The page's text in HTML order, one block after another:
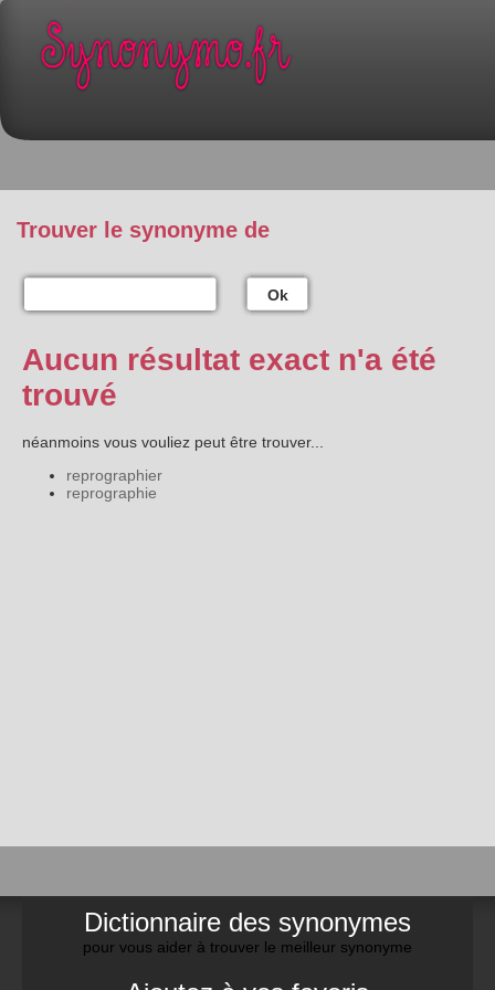
Trouver le synonyme de
Ok
Aucun résultat exact n'a été
trouvé
néanmoins vous vouliez peut être trouver...
reprographier
reprographie
Dictionnaire des synonymes
pour vous aider à trouver le meilleur synonyme